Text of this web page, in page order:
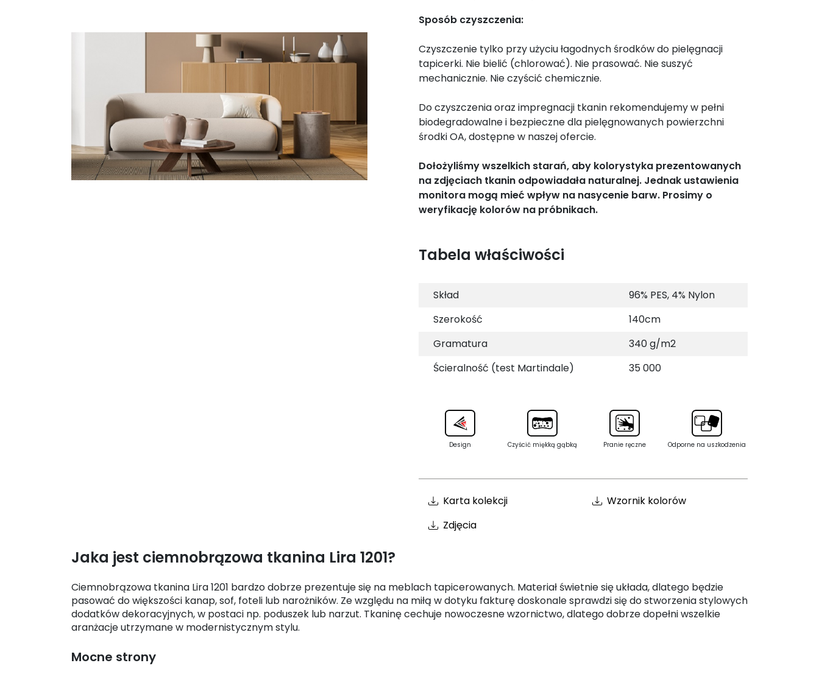
Sposób czyszczenia:
Czyszczenie tylko przy użyciu łagodnych środków do pielęgnacji
tapicerki. Nie bielić (chlorować). Nie prasować. Nie suszyć
mechanicznie. Nie czyścić chemicznie.
Do czyszczenia oraz impregnacji tkanin rekomendujemy w pełni
biodegradowalne i bezpieczne dla pielęgnowanych powierzchni
środki OA, dostępne w naszej ofercie.
Dołożyliśmy wszelkich starań, aby kolorystyka prezentowanych
na zdjęciach tkanin odpowiadała naturalnej. Jednak ustawienia
monitora mogą mieć wpływ na nasycenie barw. Prosimy o
weryfikację kolorów na próbnikach.
Tabela właściwości
Skład
96% PES, 4% Nylon
Szerokość
140cm
Gramatura
340 g/m2
Ścieralność (test Martindale)
35 000
Design Czyścić miękką gąbką Pranie ręczne Odporne na uszkodzenia
Karta kolekcji
Wzornik kolorów
Zdjęcia
Jaka jest ciemnobrązowa tkanina Lira 1201?
Ciemnobrązowa tkanina Lira 1201 bardzo dobrze prezentuje się na meblach tapicerowanych. Materiał świetnie się układa, dlatego będzie
pasować do większości kanap, sof, foteli lub narożników. Ze względu na miłą w dotyku fakturę doskonale sprawdzi się do stworzenia stylowych
dodatków dekoracyjnych, w postaci np. poduszek lub narzut. Tkaninę cechuje nowoczesne wzornictwo, dlatego dobrze dopełni wszelkie
aranżacje utrzymane w modernistycznym stylu.
Mocne strony